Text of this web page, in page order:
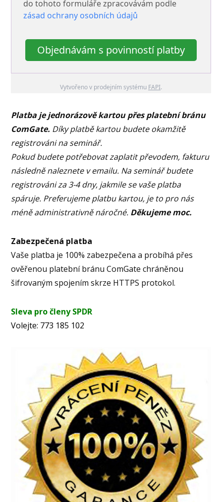
do tohoto formuláře zpracovávám podle
zásad ochrany osobních údajů
Objednávám s povinností platby
Vytvořeno v prodejním systému FAPI.
Platba je jednorázově kartou přes platební bránu
ComGate. Díky platbě kartou budete okamžitě
registrováni na seminář.
Pokud budete potřebovat zaplatit převodem, fakturu
následně naleznete v emailu. Na seminář budete
registrováni za 3-4 dny, jakmile se vaše platba
spáruje. Preferujeme platbu kartou, je to pro nás
méně administrativně náročné. Děkujeme moc.
Zabezpečená platba
Vaše platba je 100% zabezpečena a probíhá přes
ověřenou platební bránu ComGate chráněnou
šifrovaným spojením skrze HTTPS protokol.
Sleva pro členy SPDR
Volejte: 773 185 102